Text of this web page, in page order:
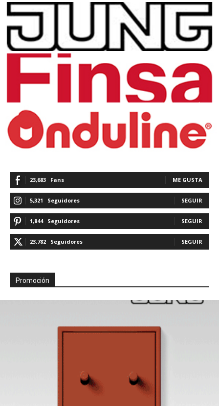
23,683 Fans ME GUSTA
5,321 Seguidores SEGUIR
1,844 Seguidores SEGUIR
23,782 Seguidores SEGUIR
Promoción